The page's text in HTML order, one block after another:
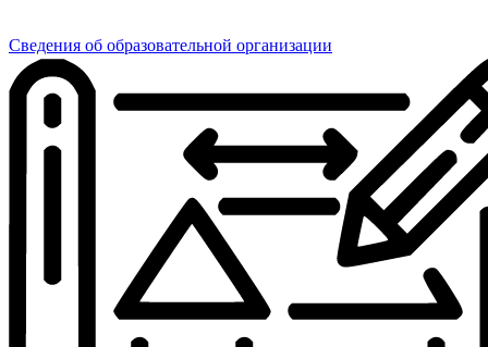
Сведения об образовательной организации